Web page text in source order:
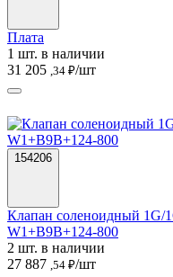
Плата
1 шт. в наличии
31 205 ,34 ₽/шт
154206
Клапан соленоидный
W1+B9B+124-800
2 шт. в наличии
27 887 ,54 ₽/шт